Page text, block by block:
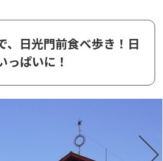
統の“日光の味”が香る「柏
でしか味わえない「日光宮前
、日光門前食べ歩き！日
っぱいに！